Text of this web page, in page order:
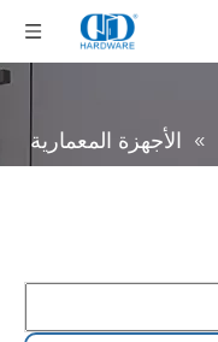
» الأجهزة المعمارية